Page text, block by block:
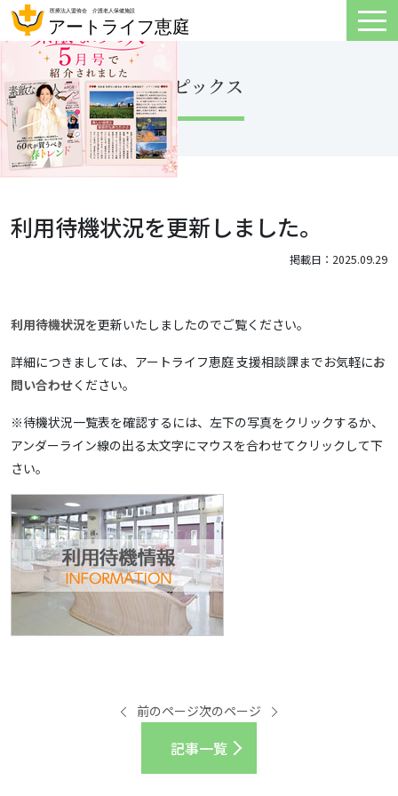
トピックス
利用待機状況を更新しました。
掲載日：2025.09.29
利用待機状況を更新いたしましたのでご覧ください。
詳細につきましては、アートライフ恵庭 支援相談課までお気軽にお
問い合わせください。
※待機状況一覧表を確認するには、左下の写真をクリックするか、
アンダーライン線の出る太文字にマウスを合わせてクリックして下
さい。
前のページ
記事一覧
次のページ